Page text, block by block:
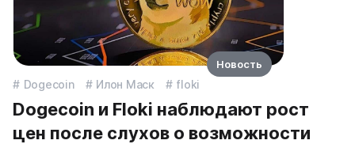
Dogecoin Илон Маск floki
Dogecoin и Floki наблюдают рост
цен после слухов о возможности
Новость